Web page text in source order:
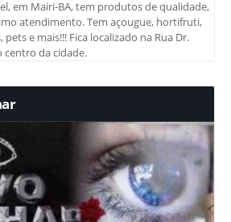
em Mairi-BA, tem produtos de qualidade,
atendimento. Tem açougue, hortifruti,
e mais!!! Fica localizado na Rua Dr.
centro da cidade.